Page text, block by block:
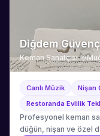
Diğdem Güvenç
Keman Sanatçısı·
Canlı Müzik
Nişan
Restoranda Evlilik
Profesyonel keman
düğün, nişan ve özel